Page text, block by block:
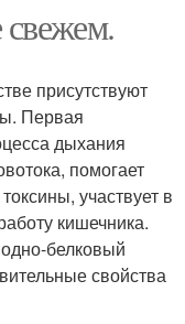
свежем.
присутствуют
Первая
дыхания
помогает
участвует в
кишечника.
белковый
свойства